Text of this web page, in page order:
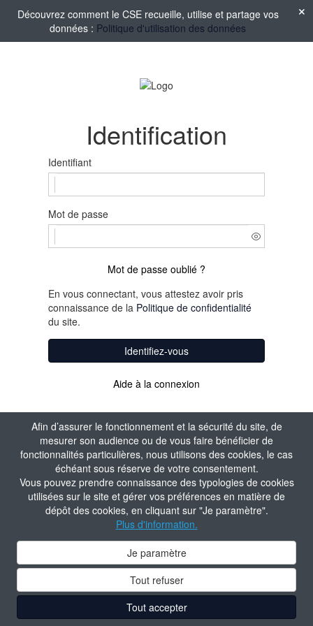
Afin d’assurer le fonctionnement et la sécurité du site, de
mesurer son audience ou de vous faire bénéficier de
fonctionnalités particulières, nous utilisons des cookies, le cas
échéant sous réserve de votre consentement.
Vous pouvez prendre connaissance des typologies de cookies
utilisées sur le site et gérer vos préférences en matière de
dépôt des cookies, en cliquant sur "Je paramètre".
Plus d'information.
Je paramètre
Tout refuser
Tout accepter
Découvrez comment le CSE recueille, utilise et partage vos
données : Politique d'utilisation des données
Identification
Identifiant
Mot de passe
Mot de passe oublié ?
En vous connectant, vous attestez avoir pris
connaissance de la Politique de confidentialité
du site.
Identifiez-vous
Aide à la connexion